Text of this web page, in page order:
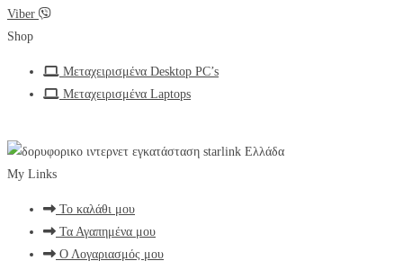
Viber
Shop
Μεταχειρισμένα Desktop PC’s
Μεταχειρισμένα Laptops
My Links
Το καλάθι μου
Τα Αγαπημένα μου
Ο Λογαριασμός μου